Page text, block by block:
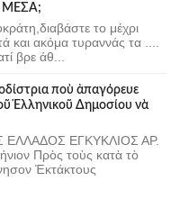
ΜΕΣΑ;
το μέχρι
και ακόμα τυραννάς τα ....
βρε άθ...
ποὺ ἀπαγόρευε
Ἑλληνικοῦ Δημοσίου νὰ
ΕΓΚΥΚΛΙΟΣ ΑΡ.
Πρὸς τοὺς κατὰ τὸ
Ἐκτάκτους